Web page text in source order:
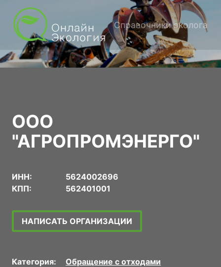
Справочники эколога
ООО
"АГРОПРОМЭНЕРГО"
ИНН:
5624002696
КПП:
562401001
НАПИСАТЬ ОРГАНИЗАЦИИ
Категория:
Обращение с отходами